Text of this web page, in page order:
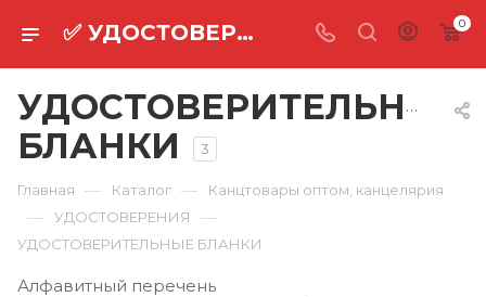
✅ УДОСТОВЕРИТЕЛЬНЫЕ БЛАНКИ оптом ⚡ 0
УДОСТОВЕРИТЕЛЬНЫЕ
БЛАНКИ
3
Главная — Каталог — Канцтовары оптом, канцелярия
— УДОСТОВЕРЕНИЯ —
УДОСТОВЕРИТЕЛЬНЫЕ БЛАНКИ
Алфавитный перечень